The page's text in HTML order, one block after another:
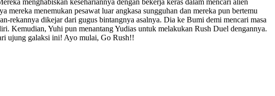
menemukan pesawat luar angkasa sungguhan dan mereka pun bertemu
rekannya dikejar dari gugus bintangnya asalnya. Dia ke Bumi demi mencari masa
Kemudian, Yuhi pun menantang Yudias untuk melakukan Rush Duel dengannya.
ujung galaksi ini! Ayo mulai, Go Rush!!